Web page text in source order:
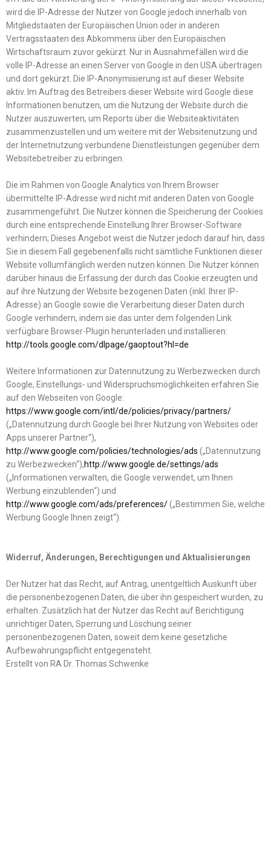
wird die IP-Adresse der Nutzer von Google jedoch innerhalb von
Mitgliedstaaten der Europäischen Union oder in anderen
Vertragsstaaten des Abkommens über den Europäischen
Wirtschaftsraum zuvor gekürzt. Nur in Ausnahmefällen wird die
volle IP-Adresse an einen Server von Google in den USA übertragen
und dort gekürzt. Die IP-Anonymisierung ist auf dieser Website
aktiv. Im Auftrag des Betreibers dieser Website wird Google diese
Informationen benutzen, um die Nutzung der Website durch die
Nutzer auszuwerten, um Reports über die Websiteaktivitäten
zusammenzustellen und um weitere mit der Websitenutzung und
der Internetnutzung verbundene Dienstleistungen gegenüber dem
Websitebetreiber zu erbringen.
Die im Rahmen von Google Analytics von Ihrem Browser
übermittelte IP-Adresse wird nicht mit anderen Daten von Google
zusammengeführt. Die Nutzer können die Speicherung der Cookies
durch eine entsprechende Einstellung Ihrer Browser-Software
verhindern; Dieses Angebot weist die Nutzer jedoch darauf hin, dass
Sie in diesem Fall gegebenenfalls nicht sämtliche Funktionen dieser
Website vollumfänglich werden nutzen können. Die Nutzer können
darüber hinaus die Erfassung der durch das Cookie erzeugten und
auf ihre Nutzung der Website bezogenen Daten (inkl. Ihrer IP-
Adresse) an Google sowie die Verarbeitung dieser Daten durch
Google verhindern, indem sie das unter dem folgenden Link
verfügbare Browser-Plugin herunterladen und installieren:
http://tools.google.com/dlpage/gaoptout?hl=de
Weitere Informationen zur Datennutzung zu Werbezwecken durch
Google, Einstellungs- und Widerspruchsmöglichkeiten erfahren Sie
auf den Webseiten von Google:
https://www.google.com/intl/de/policies/privacy/partners/
(„Datennutzung durch Google bei Ihrer Nutzung von Websites oder
Apps unserer Partner“),
http://www.google.com/policies/technologies/ads („Datennutzung
zu Werbezwecken“),http://www.google.de/settings/ads
(„Informationen verwalten, die Google verwendet, um Ihnen
Werbung einzublenden“) und
http://www.google.com/ads/preferences/(„Bestimmen Sie, welche
Werbung Google Ihnen zeigt“).
Widerruf, Änderungen, Berechtigungen und Aktualisierungen
Der Nutzer hat das Recht, auf Antrag, unentgeltlich Auskunft über
die personenbezogenen Daten, die über ihn gespeichert wurden, zu
erhalten. Zusätzlich hat der Nutzer das Recht auf Berichtigung
unrichtiger Daten, Sperrung und Löschung seiner
personenbezogenen Daten, soweit dem keine gesetzliche
Aufbewahrungspflicht entgegensteht.
Erstellt von RA Dr. Thomas Schwenke